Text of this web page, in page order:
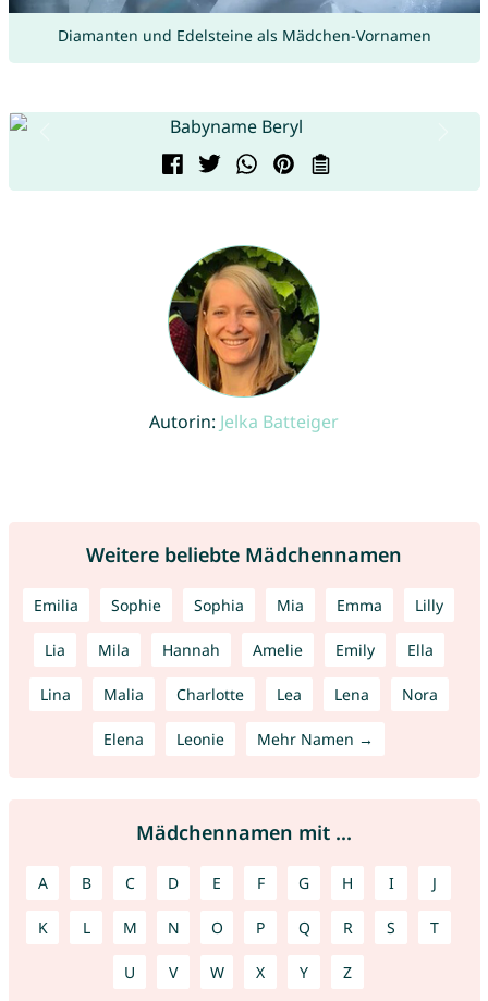
Diamanten und Edelsteine als Mädchen-Vornamen
Autorin: Jelka Batteiger
Weitere beliebte Mädchennamen
Emilia Sophie Sophia Mia Emma Lilly
Lia Mila Hannah Amelie Emily Ella
Lina Malia Charlotte Lea Lena Nora
Elena Leonie Mehr Namen →
Mädchennamen mit ...
A B C D E F G H I J
K L M N O P Q R S T
U V W X Y Z